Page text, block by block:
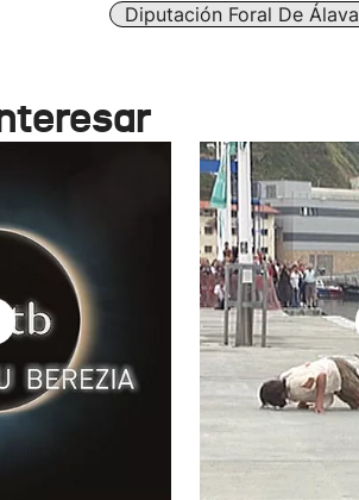
Diputación Foral De Álava